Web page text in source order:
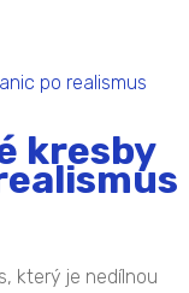
kresby
který je nedílnou